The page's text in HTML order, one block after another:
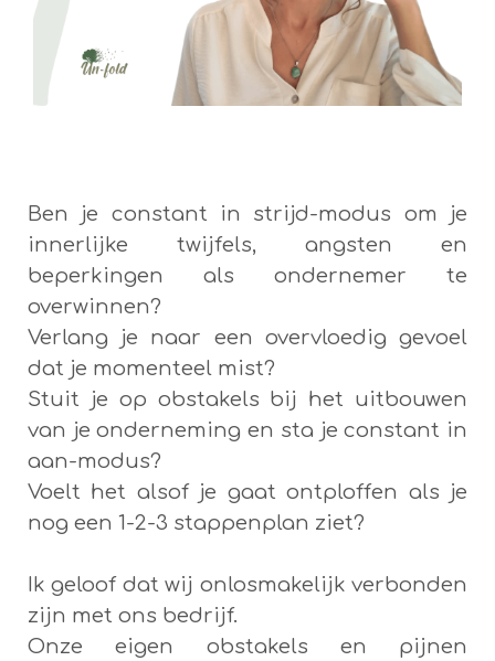
Ben je constant in strijd-modus om je
innerlijke twijfels, angsten en
beperkingen als ondernemer te
overwinnen?
Verlang je naar een overvloedig gevoel
dat je momenteel mist?
Stuit je op obstakels bij het uitbouwen
van je onderneming en sta je constant in
aan-modus?
Voelt het alsof je gaat ontploffen als je
nog een 1-2-3 stappenplan ziet?
Ik geloof dat wij onlosmakelijk verbonden
zijn met ons bedrijf.
Onze eigen obstakels en pijnen